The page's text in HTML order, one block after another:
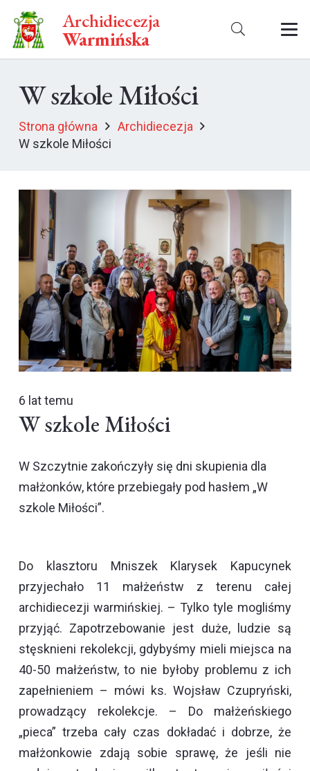
Archidiecezja
Warmińska
W szkole Miłości
Strona główna
Archidiecezja
W szkole Miłości
6 lat temu
W szkole Miłości
W Szczytnie zakończyły się dni skupienia dla
małżonków, które przebiegały pod hasłem „W
szkole Miłości”.
Do klasztoru Mniszek Klarysek Kapucynek
przyjechało 11 małżeństw z terenu całej
archidiecezji warmińskiej. – Tylko tyle mogliśmy
przyjąć. Zapotrzebowanie jest duże, ludzie są
stęsknieni rekolekcji, gdybyśmy mieli miejsca na
40-50 małżeństw, to nie byłoby problemu z ich
zapełnieniem – mówi ks. Wojsław Czupryński,
prowadzący rekolekcje. – Do małżeńskiego
„pieca” trzeba cały czas dokładać i dobrze, że
małżonkowie zdają sobie sprawę, że jeśli nie